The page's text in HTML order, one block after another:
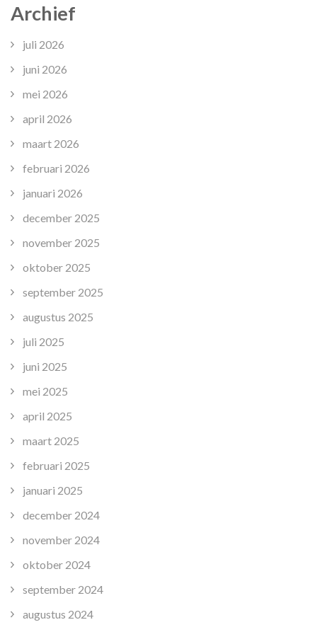
Archief
juli 2026
juni 2026
mei 2026
april 2026
maart 2026
februari 2026
januari 2026
december 2025
november 2025
oktober 2025
september 2025
augustus 2025
juli 2025
juni 2025
mei 2025
april 2025
maart 2025
februari 2025
januari 2025
december 2024
november 2024
oktober 2024
september 2024
augustus 2024